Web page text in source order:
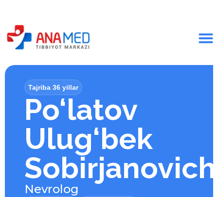
Tajriba 36 yillar
Po‘latov
Ulug‘bek
Sobirjanovich
Nevrolog